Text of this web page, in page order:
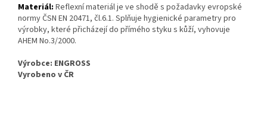
Materiál: Reflexní materiál je ve shodě s požadavky evropské
normy ČSN EN 20471, čl.6.1. Splňuje hygienické parametry pro
výrobky, které přicházejí do přímého styku s kůží, vyhovuje
AHEM No.3/2000.
Výrobce: ENGROSS
Vyrobeno v ČR